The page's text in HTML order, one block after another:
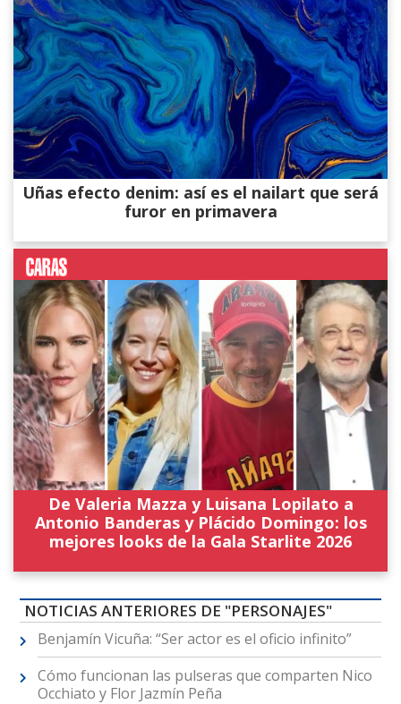
Uñas efecto denim: así es el nailart que será
furor en primavera
De Valeria Mazza y Luisana Lopilato a
Antonio Banderas y Plácido Domingo: los
mejores looks de la Gala Starlite 2026
NOTICIAS ANTERIORES DE "PERSONAJES"
Benjamín Vicuña: “Ser actor es el oficio infinito”
Cómo funcionan las pulseras que comparten Nico
Occhiato y Flor Jazmín Peña